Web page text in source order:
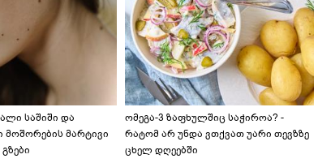
საშიში და
მოშორების მარტივი
ომეგა-3 ზაფხულშიც საჭიროა? -
რატომ არ უნდა ვთქვათ უარი თევზზე
ცხელ დღეებში